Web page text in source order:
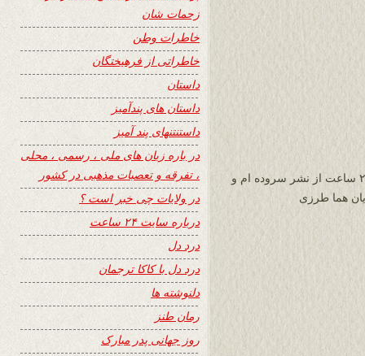
سپاس بیکران از جناب قیوم بشیر هروی و سایت ۲۴ ساعت از نشر سروده ام و
هما طرزی
زحمات شان
خاطرات وطن
خاطراتی از فرهیختگان
داستان
داستان های پندآمیز
داستنتنهای پند آمیز
در باره زبان های ملی ، رسمی ، محلی
، تفرقه و تعصبات مذهبی در کشور
در ولایات چی خبر است ؟
درباره سایت ۲۴ ساعت
درد دل
درد دل با کاکا ترجمان
دلنوشته ها
رمان طنز
روز جهانی پدر مبارک